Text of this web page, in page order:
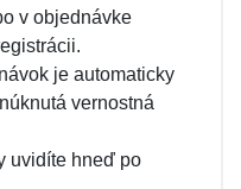
v objednávke
je automaticky
vernostná
uvidíte hneď po